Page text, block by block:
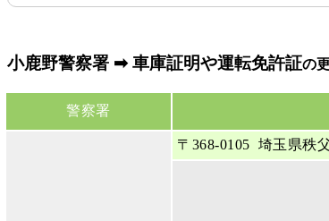
小鹿野警察署 ➡ 車庫証明や運転免許証の
警察署
〒368-0105 埼玉県秩